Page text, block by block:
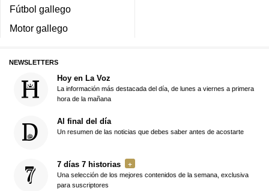
Fútbol gallego
Motor gallego
NEWSLETTERS
Hoy en La Voz
La información más destacada del día, de lunes a viernes a primera
hora de la mañana
Al final del día
Un resumen de las noticias que debes saber antes de acostarte
7 días 7 historias
Una selección de los mejores contenidos de la semana, exclusiva
para suscriptores